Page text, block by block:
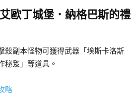
歐丁城堡．納格巴斯的禮
殺副本怪物可獲得武器「埃斯卡洛斯
秘笈」等道具。
略